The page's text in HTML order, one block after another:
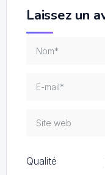
Laissez un
Qualité